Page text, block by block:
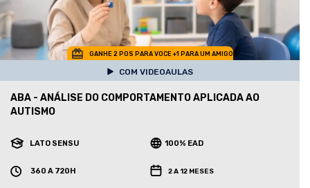
GANHE 2 POS PARA VOCE +1 PARA UM AMIGO
COM VIDEOAULAS
ABA - ANÁLISE DO COMPORTAMENTO APLICADA AO
AUTISMO
LATO SENSU 100% EAD
360 A 720H 2 A 12 MESES